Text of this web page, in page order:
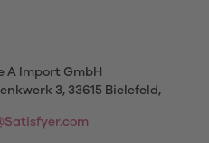
A Import GmbH
3, 33615 Bielefeld,